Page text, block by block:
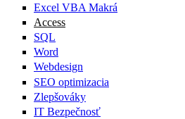
Excel VBA Makrá
Access
SQL
Word
Webdesign
SEO optimizacia
Zlepšováky
IT Bezpečnosť